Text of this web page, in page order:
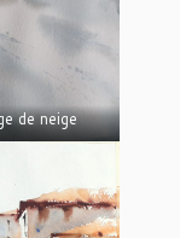
de neige